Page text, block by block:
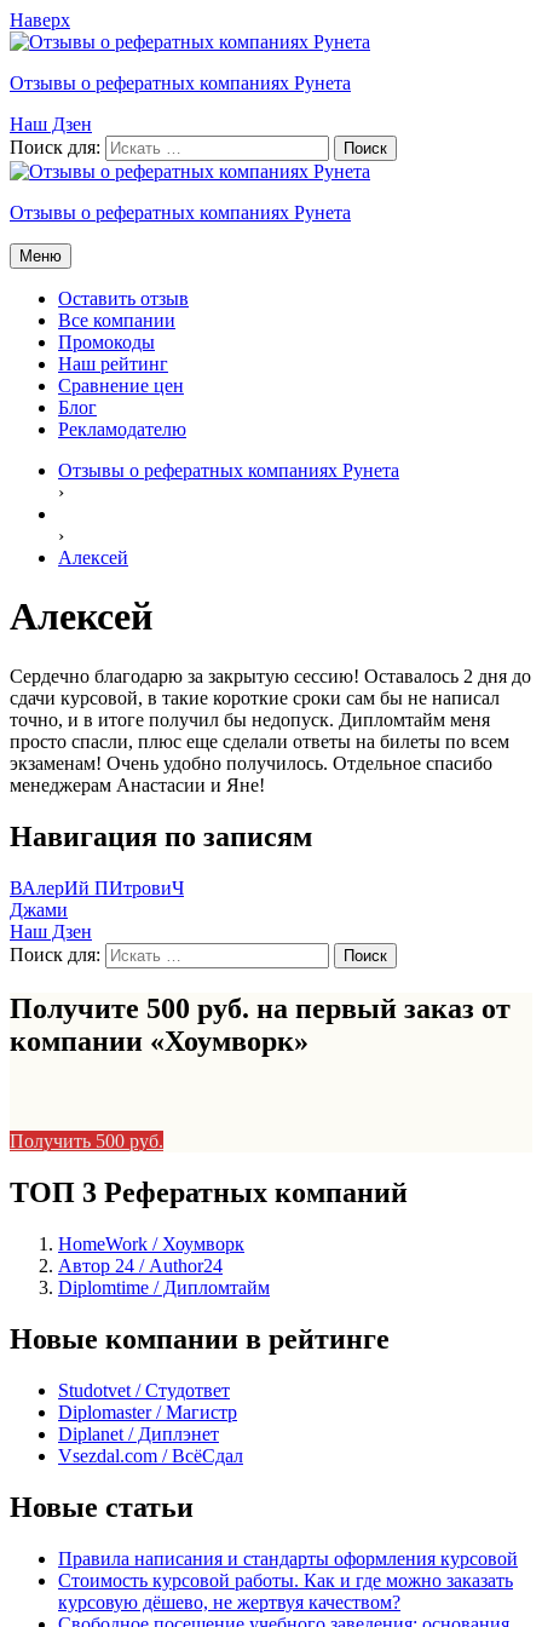
Наверх
Отзывы о рефератных компаниях Рунета
Наш Дзен
Поиск для:
Отзывы о рефератных компаниях Рунета
Меню
Оставить отзыв
Все компании
Промокоды
Наш рейтинг
Сравнение цен
Блог
Рекламодателю
Отзывы о рефератных компаниях Рунета
›
›
Алексей
Алексей
Сердечно благодарю за закрытую сессию! Оставалось 2 дня до
сдачи курсовой, в такие короткие сроки сам бы не написал
точно, и в итоге получил бы недопуск. Дипломтайм меня
просто спасли, плюс еще сделали ответы на билеты по всем
экзаменам! Очень удобно получилось. Отдельное спасибо
менеджерам Анастасии и Яне!
Навигация по записям
ВАлерИй ПИтровиЧ
Джами
Наш Дзен
Поиск для:
Получите 500 руб. на первый заказ от
компании «Хоумворк»
Получить 500 руб.
ТОП 3 Рефератных компаний
HomeWork / Хоумворк
Автор 24 / Author24
Diplomtime / Дипломтайм
Новые компании в рейтинге
Studotvet / Студответ
Diplomaster / Магистр
Diplanet / Диплэнет
Vsezdal.com / ВсёСдал
Новые статьи
Правила написания и стандарты оформления курсовой
Стоимость курсовой работы. Как и где можно заказать
курсовую дёшево, не жертвуя качеством?